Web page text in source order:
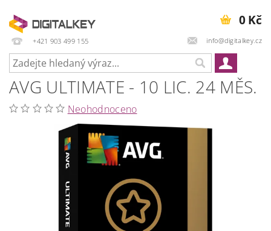
+421 903 499 155 info@digitalkey.cz
0 Kč
AVG ULTIMATE - 10 LIC. 24 MĚS.
Neohodnoceno